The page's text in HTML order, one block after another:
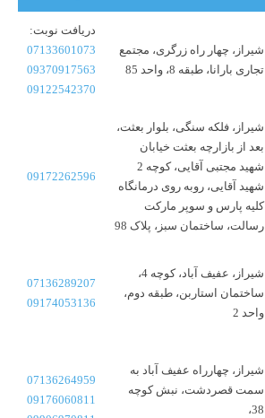
شیراز، چهار راه زرگری، مجتمع
تجاری بارانا، طبقه 8، واحد 85
دریافت نوبت:
07133601073
09370917563
09122542370
شیراز، فلکه سنگی، بلوار بعثت،
بعد از بازارچه بعثت خیابان
شهید مجتبی آقایی، کوچه 2
شهید آقایی، روبه روی درمانگاه
کلیه پارس و سوپر مارکت
رسالت، ساختمان سبز، پلاک 98
09172262596
شیراز، عفیف آباد، کوچه 4،
ساختمان استاربن، طبقه دوم،
واحد 2
07136289207
09174053136
شیراز، چهارراه عفیف آباد به
سمت قصردشت، نبش کوچه
38،
07136264959
09176060811